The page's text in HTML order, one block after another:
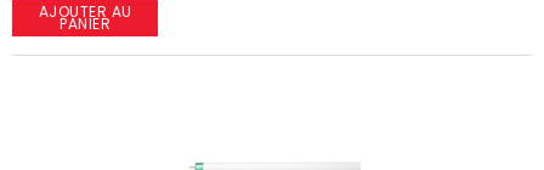
AJOUTER AU
PANIER